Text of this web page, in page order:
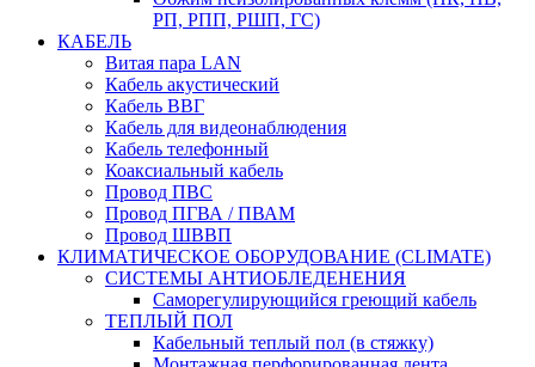
РП, РПП, РШП, ГС)
КАБЕЛЬ
Витая пара LAN
Кабель акустический
Кабель ВВГ
Кабель для видеонаблюдения
Кабель телефонный
Коаксиальный кабель
Провод ПВС
Провод ПГВА / ПВАМ
Провод ШВВП
КЛИМАТИЧЕСКОЕ ОБОРУДОВАНИЕ (CLIMATE)
СИСТЕМЫ АНТИОБЛЕДЕНЕНИЯ
Саморегулирующийся греющий кабель
ТЕПЛЫЙ ПОЛ
Кабельный теплый пол (в стяжку)